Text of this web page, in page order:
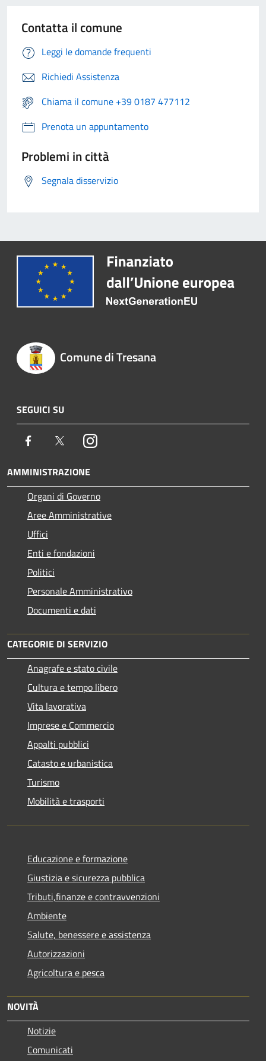
Contatta il comune
Leggi le domande frequenti
Richiedi Assistenza
Chiama il comune +39 0187 477112
Prenota un appuntamento
Problemi in città
Segnala disservizio
Comune di Tresana
SEGUICI SU
Facebook TwitterInstagram
AMMINISTRAZIONE
Organi di Governo
Aree Amministrative
Uffici
Enti e fondazioni
Politici
Personale Amministrativo
Documenti e dati
CATEGORIE DI SERVIZIO
Anagrafe e stato civile
Cultura e tempo libero
Vita lavorativa
Imprese e Commercio
Appalti pubblici
Catasto e urbanistica
Turismo
Mobilità e trasporti
Educazione e formazione
Giustizia e sicurezza pubblica
Tributi,finanze e contravvenzioni
Ambiente
Salute, benessere e assistenza
Autorizzazioni
Agricoltura e pesca
NOVITÀ
Notizie
Comunicati